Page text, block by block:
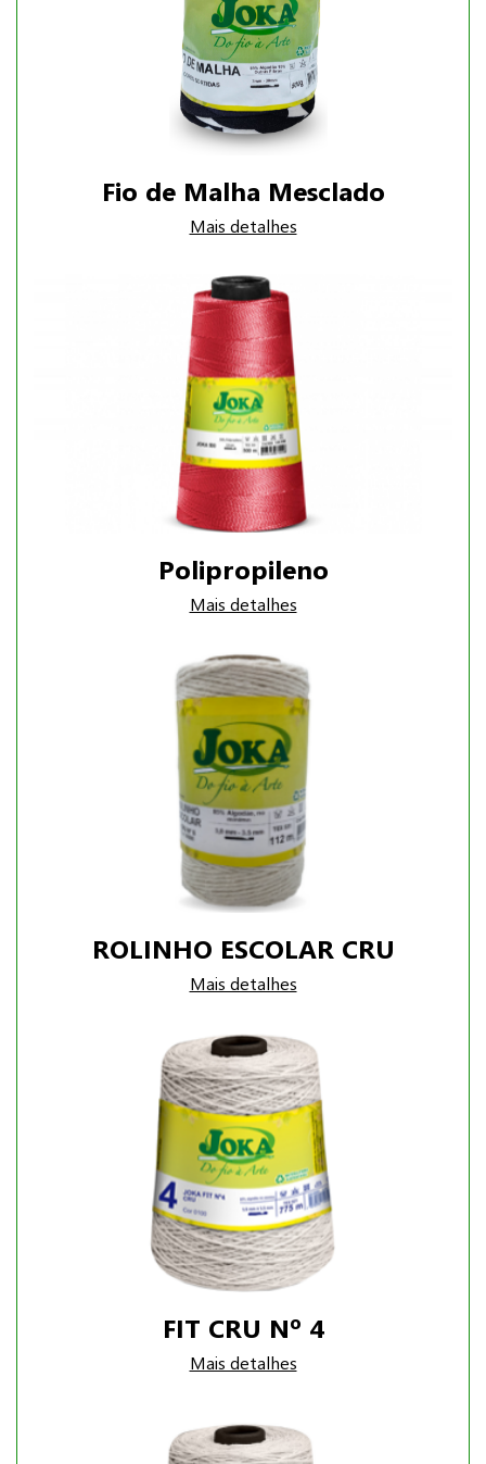
Fio de Malha Mesclado
Mais detalhes
Polipropileno
Mais detalhes
ROLINHO ESCOLAR CRU
Mais detalhes
FIT CRU Nº 4
Mais detalhes